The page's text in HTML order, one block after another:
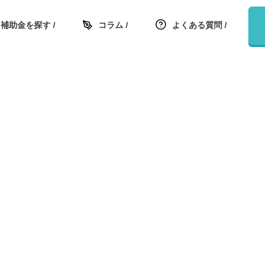
補助金を探す コラム
よくある質問